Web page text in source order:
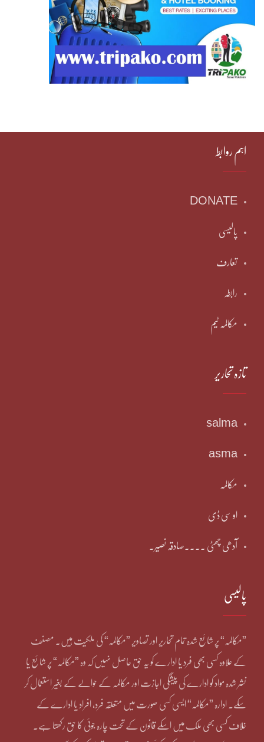
اہم روابط
DONATE
پالیسی
تعارف
رابطہ
مکالمہ ٹیم
تازہ تحاریر
salma
asma
مکالمہ
او سی ڈی
آدھی چھٹی ۔۔۔۔صادقہ نصیر۔
پالیسی
”مکالمہ“ پر شائع شدہ تمام تحاریر اور تصاویر ”مکالمہ“ کی ملکیت ہیں۔ مصنف
کے علاوہ کسی بھی فرد یا ادارے کو یہ حق حاصل نہیں کہ وہ ”مکالمہ“ پر شائع یا
نشر شدہ مواد کو ادارے کی پیشگی اجازت اور مکالمہ کے حوالے کے بغیر استعمال کر
سکے۔ ادارہ ”مکالمہ“ ایسی کسی صورت میں متعلقہ فرد، افراد یا ادارے کے
خلاف کسی بھی ملک میں اسکے قانون کے تحت چارہ جوئی کا حق رکھتا ہے۔